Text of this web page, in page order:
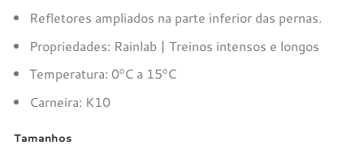
Refletores ampliados na parte inferior das pernas.
Propriedades: Rainlab | Treinos intensos e longos
Temperatura: 0ºC a 15ºC
Carneira: K10
Tamanhos